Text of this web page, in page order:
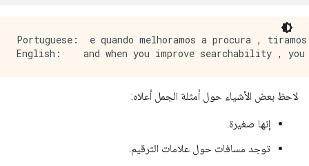
Portuguese:  e quando melhoramos a procura ,
لاحظ بعض الأشياء حول أمثلة الجمل أعلاه:
إنها صغيرة.
توجد مسافات حول علامات الترقيم.